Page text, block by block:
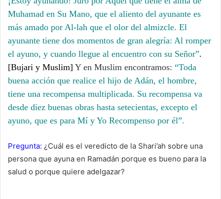
Muhamad en Su Mano, que el aliento del ayunante es
más amado por Al-lah que el olor del almizcle. El
ayunante tiene dos momentos de gran alegría: Al romper
el ayuno, y cuando llegue al encuentro con su Señor”.
[Bujari y Muslim] Y en Muslim encontramos: “Toda
buena acción que realice el hijo de Adán, el hombre,
tiene una recompensa multiplicada. Su recompensa va
desde diez buenas obras hasta setecientas, excepto el
ayuno, que es para Mí y Yo Recompenso por él”.
Pregunta: ¿Cuál es el veredicto de la Shari’ah sobre una
persona que ayuna en Ramadán porque es bueno para la
salud o porque quiere adelgazar?